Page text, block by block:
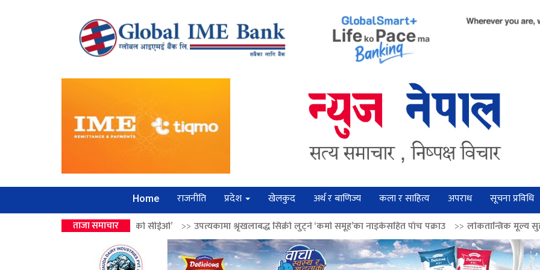
Home राजनीति प्रदेश खेलकुद अर्थ र बाणिज्य कला र साहित्य अपराध सूचना प्रविधि
ताजा समाचार
‘लगानी बोर्डको सीईओ’ >> उपत्यकामा श्रृंखलाबद्ध सिक्री लुट्ने ‘कर्मा समूह’का नाइकेसहित पाँच पक्राउ >>लोकतान्त्रिक मूल्य सुदृढ बनाउन अग्रज